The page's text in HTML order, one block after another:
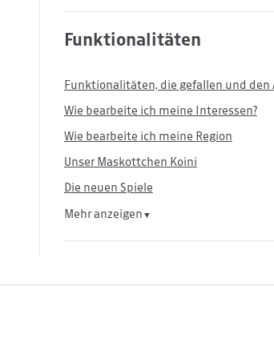
Funktionalitäten
Funktionalitäten, die gefallen und den
Wie bearbeite ich meine Interessen?
Wie bearbeite ich meine Region
Unser Maskottchen Koini
Die neuen Spiele
Mehr anzeigen ▼